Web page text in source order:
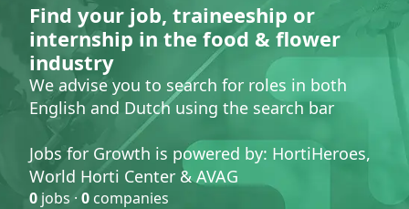
Find your job, traineeship or
internship in the food & flower
industry
We advise you to search for roles in both
English and Dutch using the search bar
Jobs for Growth is powered by: HortiHeroes,
World Horti Center & AVAG
0 jobs · 0 companies